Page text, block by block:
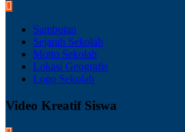
Sambutan
Sejarah Sekolah
Motto Sekolah
Lokasi Geografis
Logo Sekolah
Video Kreatif Siswa